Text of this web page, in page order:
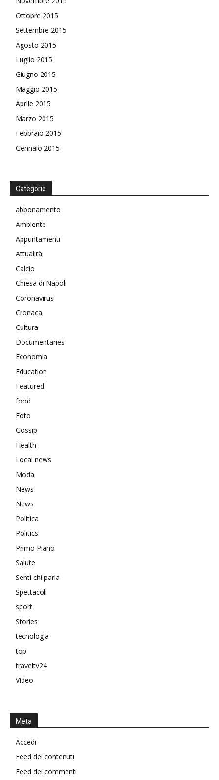
Ottobre 2015
Settembre 2015
Agosto 2015
Luglio 2015
Giugno 2015
Maggio 2015
Aprile 2015
Marzo 2015
Febbraio 2015
Gennaio 2015
Categorie
abbonamento
Ambiente
Appuntamenti
Attualità
Calcio
Chiesa di Napoli
Coronavirus
Cronaca
Cultura
Documentaries
Economia
Education
Featured
food
Foto
Gossip
Health
Local news
Moda
News
News
Politica
Politics
Primo Piano
Salute
Senti chi parla
Spettacoli
sport
Stories
tecnologia
top
traveltv24
Video
Meta
Accedi
Feed dei contenuti
Feed dei commenti